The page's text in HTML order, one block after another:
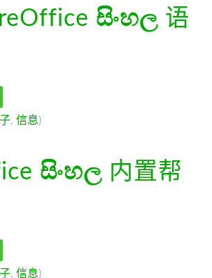
සිංහල 语
, 信息)
සිංහල 内置帮
, 信息)